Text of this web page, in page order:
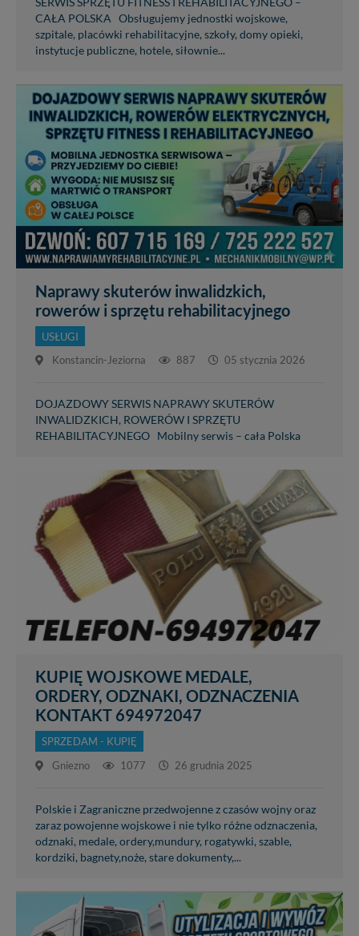
CAŁA POLSKA Obsługujemy jednostki wojskowe,
szpitale, placówki rehabilitacyjne, szkoły, domy opieki,
instytucje publiczne, hotele, siłownie...
Naprawy skuterów inwalidzkich,
rowerów i sprzętu rehabilitacyjnego
USŁUGI
Konstancin-Jeziorna
887 05 stycznia 2026
DOJAZDOWY SERWIS NAPRAWY SKUTERÓW
INWALIDZKICH, ROWERÓW I SPRZĘTU
REHABILITACYJNEGO Mobilny serwis – cała Polska
KUPIĘ WOJSKOWE MEDALE,
ORDERY, ODZNAKI, ODZNACZENIA
KONTAKT 694972047
SPRZEDAM - KUPIĘ
Gniezno
1077 26 grudnia 2025
Polskie i Zagraniczne przedwojenne z czasów wojny oraz
zaraz powojenne wojskowe i nie tylko różne odznaczenia,
odznaki, medale, ordery,mundury, rogatywki, szable,
kordziki, bagnety,noże, stare dokumenty,...
W każdej chwili możesz: zażądać dostępu do swoich
danych, zażądać ich poprawienia lub usunięcia,
zabronić ich przetwarzania. Pamiętaj jednak, że nie
zawsze jest możliwe techniczne zrealizowanie Twoich
cookies. Twoja przeglądarka umożliwia Ci skasowanie
tych plików - w pewnych przypadkach nie możemy tego
zrobić za Ciebie.
Dziękujemy.
Pojezierze Gnieźnieńskie - odkrywaj i wypoczywaj...
Pojezierze Gnieźnieńskie - na weekend, wycieczkę,
wakacje...